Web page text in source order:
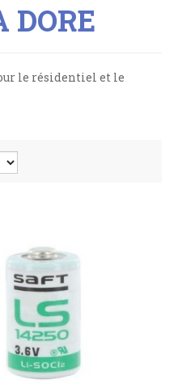
DORE
le résidentiel et le